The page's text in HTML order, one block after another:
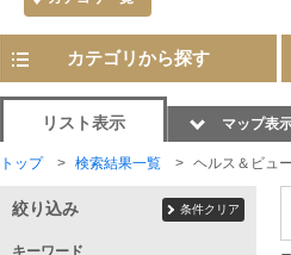
カテゴリから探す
リスト表示 マップ表
トップ 検索結果一覧 ヘルス＆ビュ
絞り込み 条件クリア
キーワード